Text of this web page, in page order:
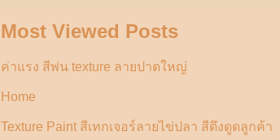
Most Viewed Posts
ค่าแรง สีพ่น texture ลายปาดใหญ่
Home
Texture Paint สีเทกเจอร์ลายไข่ปลา สีดึงดูดลูกค้า